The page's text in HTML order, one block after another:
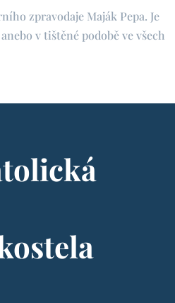
zpravodaje Maják Pepa. Je
anebo v tištěné podobě ve všech